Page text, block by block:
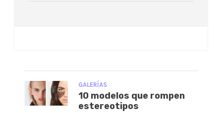
GALERÍAS
10 modelos que rompen
estereotipos